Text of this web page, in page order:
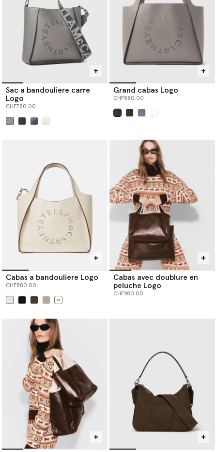
Sac a bandouliere carre
Logo
CHF780.00
Grand cabas Logo
CHF880.00
Cabas a bandouliere Logo
CHF880.00
Cabas avec doublure en
peluche Logo
CHF980.00